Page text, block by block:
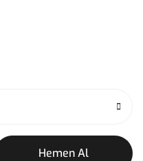
Hemen Al